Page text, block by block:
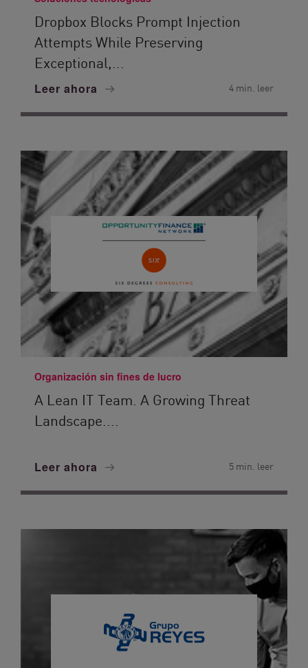
Dropbox Blocks Prompt Injection
Attempts While Preserving
Exceptional,...
Leer ahora 4 min. leer
Organización sin fines de lucro
A Lean IT Team. A Growing Threat
Landscape....
Leer ahora 5 min. leer